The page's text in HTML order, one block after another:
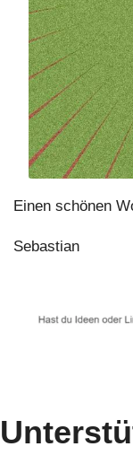
Einen schönen
Sebastian